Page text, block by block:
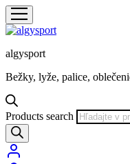
algysport
Bežky, lyže, palice,
Products search